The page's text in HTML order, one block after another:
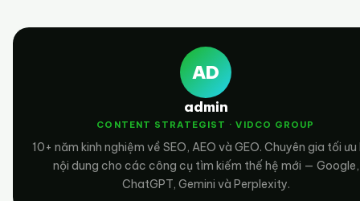
AD
admin
CONTENT STRATEGIST · VIDCO GROUP
10+ năm kinh nghiệm về SEO, AEO và GEO. Chuyên gia tối ưu
nội dung cho các công cụ tìm kiếm thế hệ mới — Google,
ChatGPT, Gemini và Perplexity.